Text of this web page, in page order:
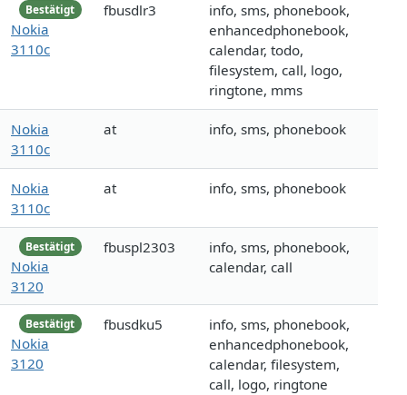
Bestätigt
Nokia
3110c
fbusdlr3
info, sms, phonebook,
enhancedphonebook,
calendar, todo,
filesystem, call, logo,
ringtone, mms
Nokia
3110c
at info, sms, phonebook
Nokia
3110c
at info, sms, phonebook
Bestätigt
Nokia
3120
fbuspl2303
info, sms, phonebook,
calendar, call
Bestätigt
Nokia
3120
fbusdku5
info, sms, phonebook,
enhancedphonebook,
calendar, filesystem,
call, logo, ringtone